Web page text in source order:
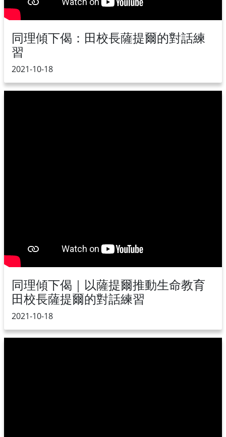
同理傾下偈：田校長薩提爾的對話練
習
2021-10-18
同理傾下偈｜以薩提爾推動生命教育
田校長薩提爾的對話練習
2021-10-18